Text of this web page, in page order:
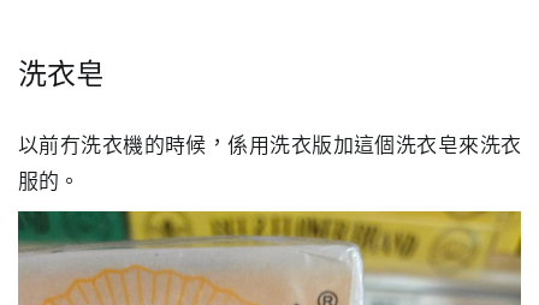
熱
洗衣皂
以前冇洗衣機的時候，係用洗衣版加這個洗衣皂來洗衣
服的。